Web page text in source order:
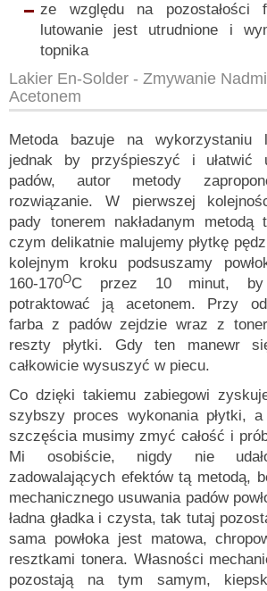
ze względu na pozostałości
lutowanie jest utrudnione i
topnika
Lakier En-Solder - Zmywanie
Acetonem
Metoda bazuje na wykorzystaniu
jednak by przyśpieszyć i ułatwić
padów, autor metody
rozwiązanie. W pierwszej
pady tonerem nakładanym metodą
czym delikatnie malujemy płytkę
kolejnym kroku podsuszamy
160-170OC przez 10 minut, by
potraktować ją acetonem. Przy
farba z padów zejdzie wraz z
reszty płytki. Gdy ten manewr
całkowicie wysuszyć w piecu.
Co dzięki takiemu zabiegowi
szybszy proces wykonania płytki,
szczęścia musimy zmyć całość i
Mi osobiście, nigdy nie
zadowalających efektów tą metodą,
mechanicznego usuwania padów
ładna gładka i czysta, tak tutaj
sama powłoka jest matowa,
resztkami tonera. Własności
pozostają na tym samym,